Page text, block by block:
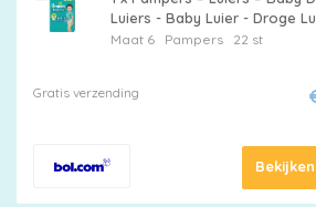
Luiers - Baby Luier - Droge
Baby - Luier Maat 6 -
Maat 6 Pampers22 st
Gratis verzending
Bekijken